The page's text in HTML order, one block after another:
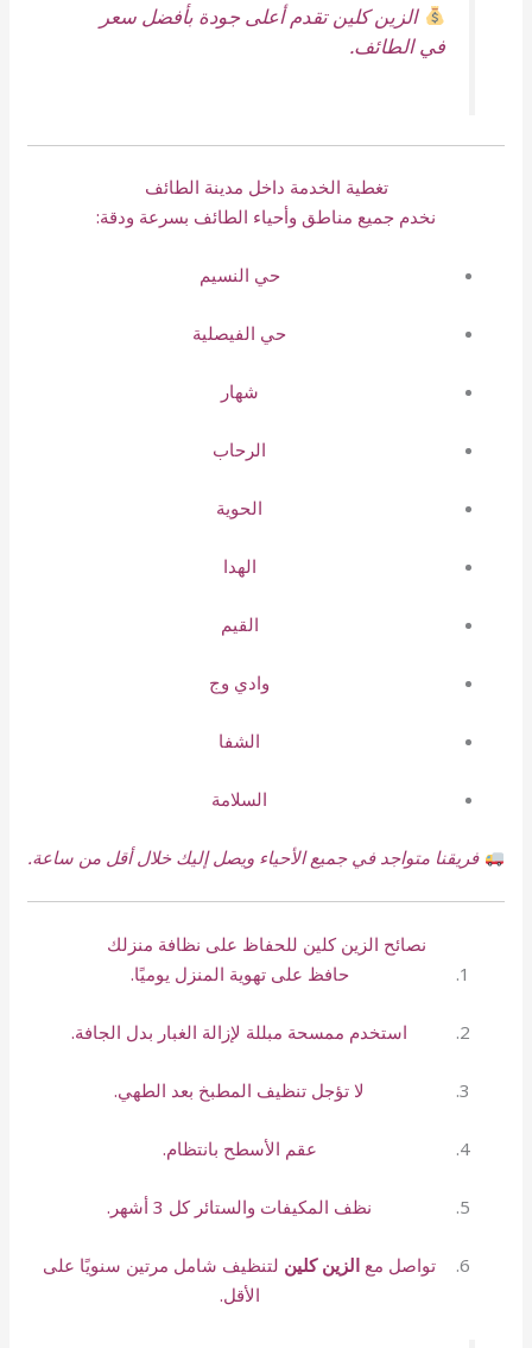
الزين كلين تقدم أعلى جودة بأفضل سعر
في الطائف.
تغطية الخدمة داخل مدينة الطائف
نخدم جميع مناطق وأحياء الطائف بسرعة ودقة:
حي النسيم
حي الفيصلية
شهار
الرحاب
الحوية
الهدا
القيم
وادي وج
الشفا
السلامة
فريقنا متواجد في جميع الأحياء ويصل إليك خلال أقل من ساعة.
نصائح الزين كلين للحفاظ على نظافة منزلك
حافظ على تهوية المنزل يوميًا.
استخدم ممسحة مبللة لإزالة الغبار بدل الجافة.
لا تؤجل تنظيف المطبخ بعد الطهي.
عقم الأسطح بانتظام.
نظف المكيفات والستائر كل 3 أشهر.
تواصل مع الزين كلين لتنظيف شامل مرتين سنويًا على
الأقل.